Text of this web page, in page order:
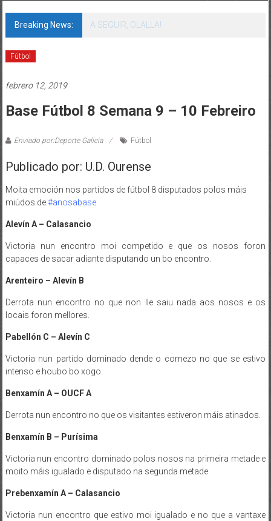
Breaking News: A SEGUIR, OLALLA!
Fútbol
febrero 12, 2019
Base Fútbol 8 Semana 9 – 10 Febreiro
Enviado por:Deporte Galicia Fútbol
Publicado por: U.D. Ourense
Moita emoción nos partidos de fútbol 8 disputados polos máis
miúdos de#anosabase
Alevín A– Calasancio
Victoria nun encontro moi competido e que os nosos foron
capaces de sacar adiante disputando un bo encontro.
Arenteiro – Alevín B
Derrota nun encontro no que non lle saiu nada aos nosos e os
locais foron mellores.
Pabellón C – Alevín C
Victoria nun partido dominado dende o comezo no que se estivo
intenso e houbo bo xogo.
Benxamín A – OUCF A
Derrota nun encontro no que os visitantes estiveron máis atinados.
Benxamín B – Purísima
Victoria nun encontro dominado polos nosos na primeira metade e
moito máis igualado e disputado na segunda metade.
Prebenxamín A– Calasancio
Victoria nun encontro que estivo moi igualado e no que a vantaxe